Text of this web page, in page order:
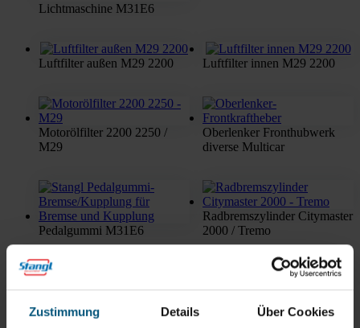
Zustimmung Details Über Cookies
Lichtmaschine M31E6
Luftfilter außen M29 2200 Luftfilter innen M29 2200
Motorölfilter 2200 2250 /
M29
Oberlenker Fronthubwerk
diverse Multicar
Pedalgummi M31E6
Radbremszylinder Citymaster
2000 / Tremo